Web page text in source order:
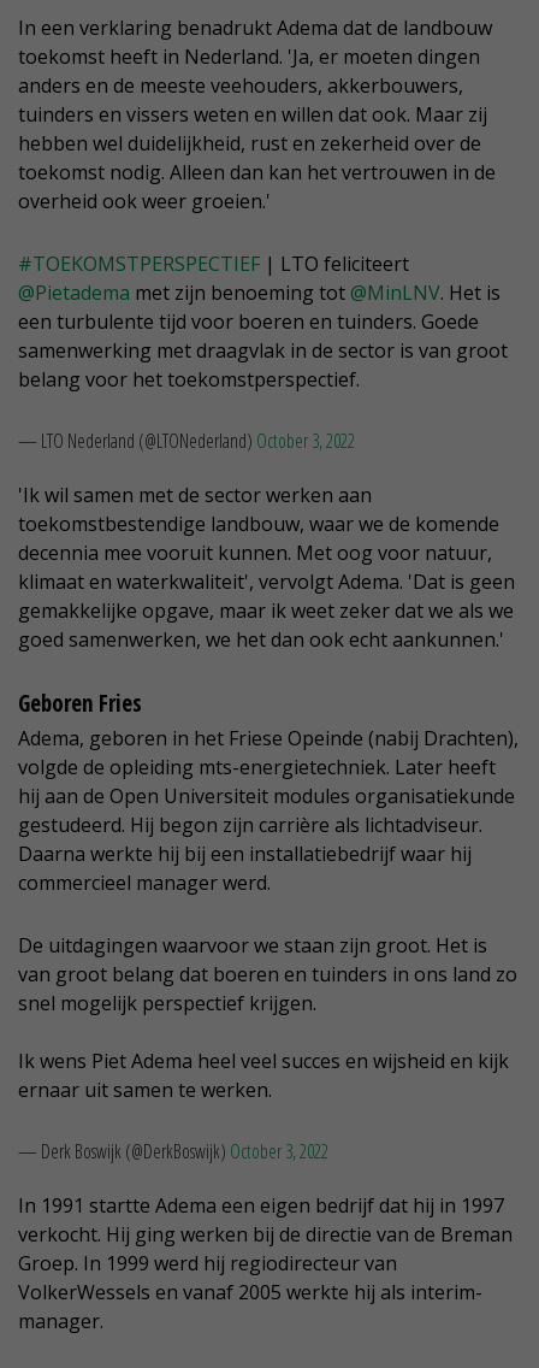
In een verklaring benadrukt Adema dat de landbouw
toekomst heeft in Nederland. 'Ja, er moeten dingen
anders en de meeste veehouders, akkerbouwers,
tuinders en vissers weten en willen dat ook. Maar zij
hebben wel duidelijkheid, rust en zekerheid over de
toekomst nodig. Alleen dan kan het vertrouwen in de
overheid ook weer groeien.'
#TOEKOMSTPERSPECTIEF | LTO feliciteert
@Pietadema met zijn benoeming tot @MinLNV. Het is
een turbulente tijd voor boeren en tuinders. Goede
samenwerking met draagvlak in de sector is van groot
belang voor het toekomstperspectief.
— LTO Nederland (@LTONederland) October 3, 2022
'Ik wil samen met de sector werken aan
toekomstbestendige landbouw, waar we de komende
decennia mee vooruit kunnen. Met oog voor natuur,
klimaat en waterkwaliteit', vervolgt Adema. 'Dat is geen
gemakkelijke opgave, maar ik weet zeker dat we als we
goed samenwerken, we het dan ook echt aankunnen.'
Geboren Fries
Adema, geboren in het Friese Opeinde (nabij Drachten),
volgde de opleiding mts-energietechniek. Later heeft
hij aan de Open Universiteit modules organisatiekunde
gestudeerd. Hij begon zijn carrière als lichtadviseur.
Daarna werkte hij bij een installatiebedrijf waar hij
commercieel manager werd.
De uitdagingen waarvoor we staan zijn groot. Het is
van groot belang dat boeren en tuinders in ons land zo
snel mogelijk perspectief krijgen.
Ik wens Piet Adema heel veel succes en wijsheid en kijk
ernaar uit samen te werken.
— Derk Boswijk (@DerkBoswijk) October 3, 2022
In 1991 startte Adema een eigen bedrijf dat hij in 1997
verkocht. Hij ging werken bij de directie van de Breman
Groep. In 1999 werd hij regiodirecteur van
VolkerWessels en vanaf 2005 werkte hij als interim-
manager.